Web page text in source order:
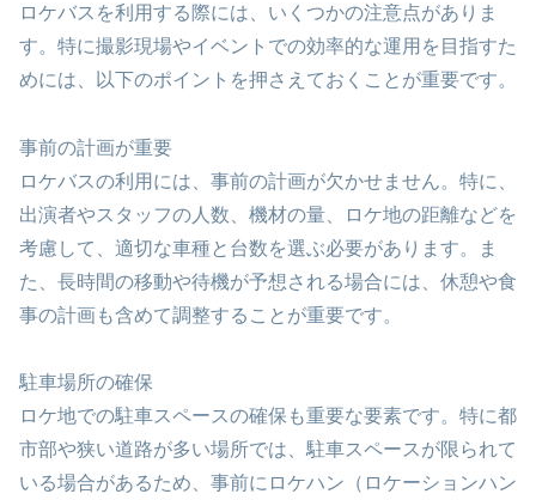
ロケバスを利用する際には、いくつかの注意点がありま
す。特に撮影現場やイベントでの効率的な運用を目指すた
めには、以下のポイントを押さえておくことが重要です。
事前の計画が重要
ロケバスの利用には、事前の計画が欠かせません。特に、
出演者やスタッフの人数、機材の量、ロケ地の距離などを
考慮して、適切な車種と台数を選ぶ必要があります。ま
た、長時間の移動や待機が予想される場合には、休憩や食
事の計画も含めて調整することが重要です。
駐車場所の確保
ロケ地での駐車スペースの確保も重要な要素です。特に都
市部や狭い道路が多い場所では、駐車スペースが限られて
いる場合があるため、事前にロケハン（ロケーションハン